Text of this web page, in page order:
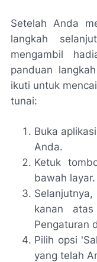
Setelah Anda
langkah
mengambil
panduan
ikuti untuk
tunai:
Buka
Anda.
Ketuk
bawah layar.
kanan
Pengaturan
Pilih opsi
yang telah